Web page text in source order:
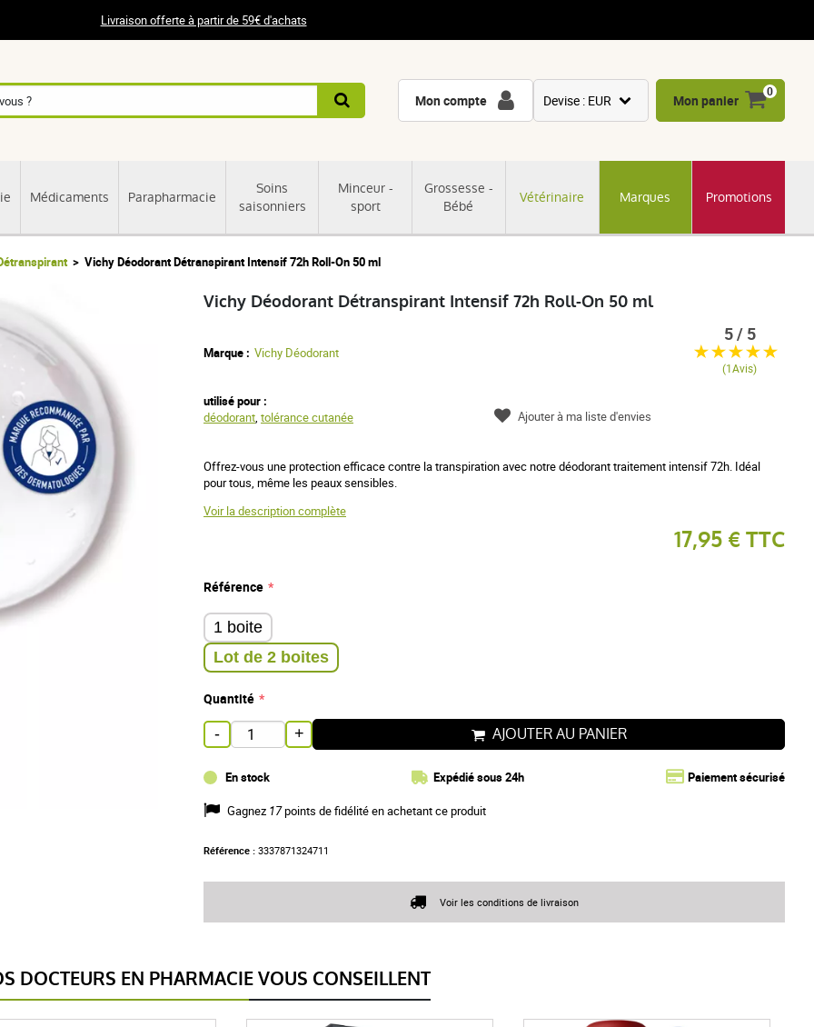
Livraison offerte à partir de 59€ d'achats
Médicaments Parapharmacie
Soins
saisonniers
Minceur -
sport
Grossesse -
Bébé
Vétérinaire Marques Promotions
Mon compte Devise : EUR
CNY
Mon panier
0
Vichy Déodorant Détranspirant Intensif 72h Roll-On 50 ml
Vichy Déodorant Détranspirant Intensif 72h Roll-On 50 ml
Marque : Vichy Déodorant
utilisé pour :
déodorant, tolérance cutanée
Offrez-vous une protection efficace contre la transpiration avec notre déodorant traitement intensif 72h. Idéal
pour tous, même les peaux sensibles.
Voir la description complète
17,95 € TTC
Référence
1 boite
Lot de 2 boites
Quantité
- + AJOUTER AU PANIER
En stock Expédié sous 24h Paiement sécurisé
Référence : 3337871324711
Gagnez 17points de fidélité en achetant ce produit
5 / 5
(1Avis)
Ajouter à ma liste d'envies
Voir les conditions de livraison
DOCTEURS EN PHARMACIE VOUS CONSEILLENT